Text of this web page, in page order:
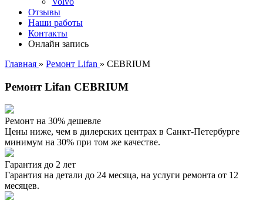
Отзывы
Наши работы
Контакты
Онлайн запись
Главная » Ремонт Lifan » CEBRIUM
Ремонт Lifan CEBRIUM
Ремонт на 30% дешевле
Цены ниже, чем в дилерских центрах в Санкт-Петербурге
минимум на 30% при том же качестве.
Гарантия до 2 лет
Гарантия на детали до 24 месяца, на услуги ремонта от 12
месяцев.